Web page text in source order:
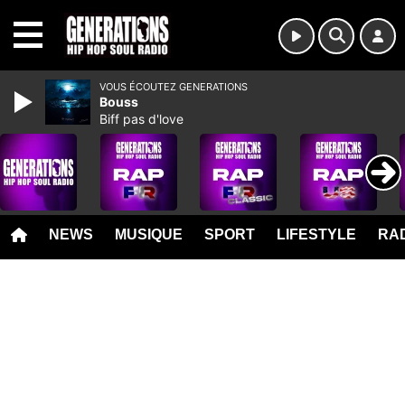
NEWS MUSIQUE SPORT LIFESTYLE
VOUS ÉCOUTEZ GENERATIONS
Bouss
Biff pas d'love